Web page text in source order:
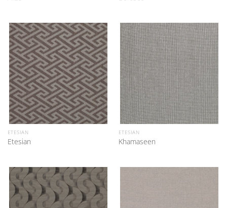
ETESIAN
Etesian
ETESIAN
Khamaseen